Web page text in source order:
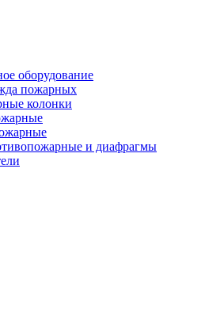
оборудование
пожарных
колонки
и диафрагмы